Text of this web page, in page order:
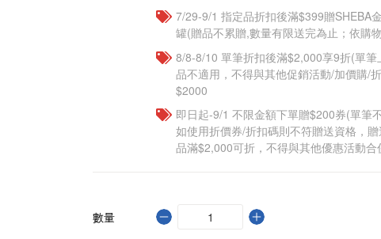
7/29-9/1 指定品折扣後滿$399贈SHEBA
罐(贈品不累贈,數量有限送完為止；依購
8/8-8/10 單筆折扣後滿$2,000享9折(單
品不適用，不得與其他促銷活動/加價購/
$2000
即日起-9/1 不限金額下單贈$200券(單筆
如使用折價券/折扣碼則不符贈送資格，
品滿$2,000可折，不得與其他優惠活動合
數量